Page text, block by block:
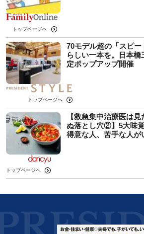
トップページへ
70モデル超の「スピ
らしい一本を。日本
定ポップアップ開催
トップページへ
【救急集中治療医は
ぬ落とし穴②】5大味
得意な人、苦手な人が
トップページへ